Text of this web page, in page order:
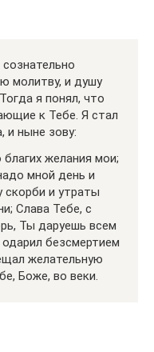
молитву, и душу
я понял, что
к Тебе. Я стал
и ныне зову:
желания мои;
мной день и
скорби и утраты
Слава Тебе, с
Ты даруешь всем
безсмертием
желательную
Боже, во веки.